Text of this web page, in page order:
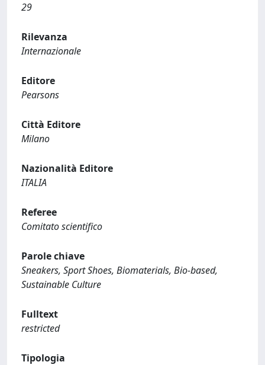
29
Rilevanza
Internazionale
Editore
Pearsons
Città Editore
Milano
Nazionalità Editore
ITALIA
Referee
Comitato scientifico
Parole chiave
Sneakers, Sport Shoes, Biomaterials, Bio-based,
Sustainable Culture
Fulltext
restricted
Tipologia